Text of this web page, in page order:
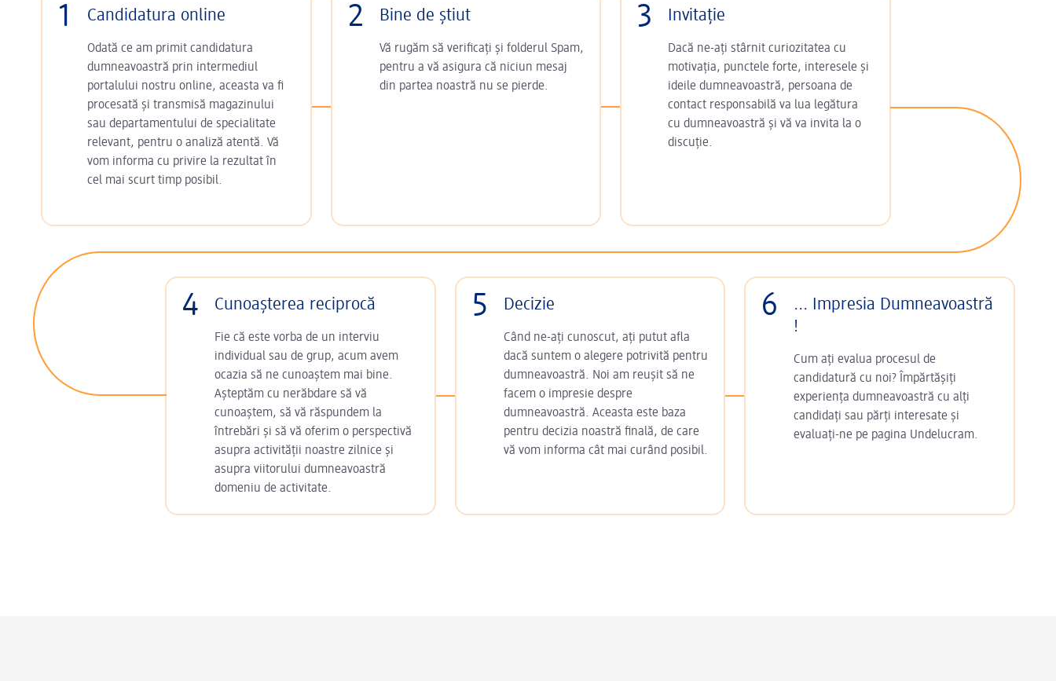
1 Candidatura online
Odată ce am primit candidatura
dumneavoastră prin intermediul
portalului nostru online, aceasta va fi
procesată și transmisă magazinului
sau departamentului de specialitate
relevant, pentru o analiză atentă. Vă
vom informa cu privire la rezultat în
cel mai scurt timp posibil.
2 Bine de știut
Vă rugăm să verificați și folderul Spam,
pentru a vă asigura că niciun mesaj
din partea noastră nu se pierde.
3 Invitație
Dacă ne-ați stârnit curiozitatea cu
motivația, punctele forte, interesele și
ideile dumneavoastră, persoana de
contact responsabilă va lua legătura
cu dumneavoastră și vă va invita la o
discuție.
4 Cunoașterea reciprocă
Fie că este vorba de un interviu
individual sau de grup, acum avem
ocazia să ne cunoaștem mai bine.
Așteptăm cu nerăbdare să vă
cunoaștem, să vă răspundem la
întrebări și să vă oferim o perspectivă
asupra activității noastre zilnice și
asupra viitorului dumneavoastră
domeniu de activitate.
5 Decizie
Când ne-ați cunoscut, ați putut afla
dacă suntem o alegere potrivită pentru
dumneavoastră. Noi am reușit să ne
facem o impresie despre
dumneavoastră. Aceasta este baza
pentru decizia noastră finală, de care
vă vom informa cât mai curând posibil.
6
... Impresia Dumneavoastră
!
Cum ați evalua procesul de
candidatură cu noi? Împărtășiți
experiența dumneavoastră cu alți
candidați sau părți interesate și
evaluați-ne pe pagina Undelucram.